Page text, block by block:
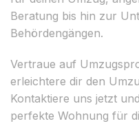
Beratung bis hin zur
Behördengängen.
Vertraue auf
erleichtere dir den
Kontaktiere uns jetzt
perfekte Wohnung für